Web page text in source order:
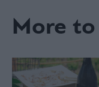
More